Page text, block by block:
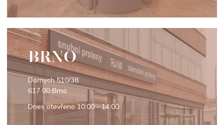
BRNO
Dornych 510/38
617 00 Brno
Dnes otevřeno10:00 - 14:00